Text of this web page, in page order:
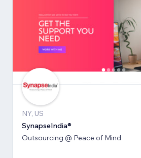
NY, US
SynapseIndia®
Outsourcing @ Peace of Mind